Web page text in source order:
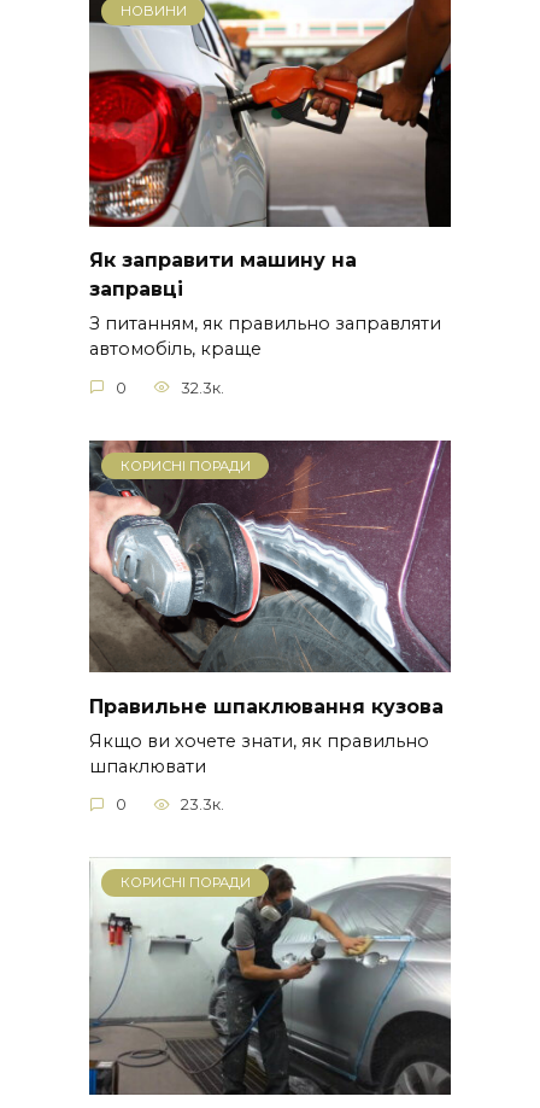
НОВИНИ
Як заправити машину на
заправці
З питанням, як правильно заправляти
автомобіль, краще
0 32.3к.
КОРИСНІ ПОРАДИ
Правильне шпаклювання кузова
Якщо ви хочете знати, як правильно
шпаклювати
0 23.3к.
КОРИСНІ ПОРАДИ